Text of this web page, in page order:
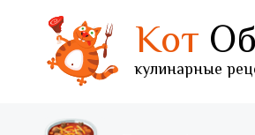
Кот
кулинарные